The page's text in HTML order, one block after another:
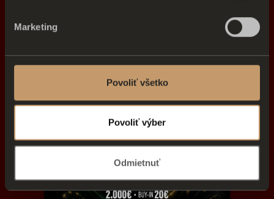
Marketing
Povoliť všetko
Povoliť výber
Odmietnuť
21.8.2618:00
City Friday 10.000€